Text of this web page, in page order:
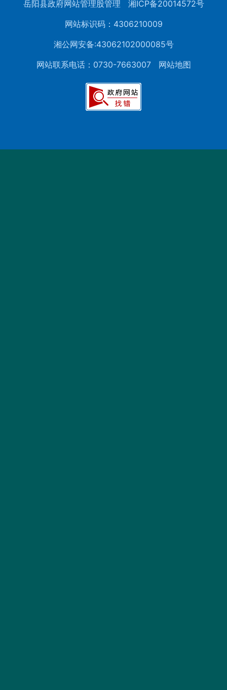
岳阳县政府网站管理股管理
湘ICP备20014572号
网站标识码：4306210009
湘公网安备:43062102000085号
网站联系电话：0730-7663007
网站地图